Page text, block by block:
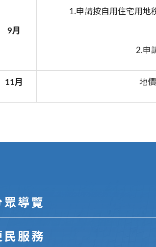
9月
1.申請按自用住宅用地
2.申
11月 地
眾導覽
民服務